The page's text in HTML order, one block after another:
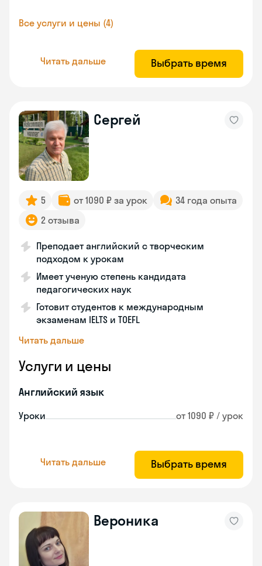
Все услуги и цены (4)
Читать дальше Выбрать время
Сергей
5 от 1090 ₽ за урок
34 года опыта
2 отзыва
Преподает английский с творческим
подходом к урокам
Имеет ученую степень кандидата
педагогических наук
Готовит студентов к международным
экзаменам IELTS и TOEFL
Читать дальше
Услуги и цены
Английский язык
Уроки от 1090 ₽ / урок
Читать дальше Выбрать время
Вероника